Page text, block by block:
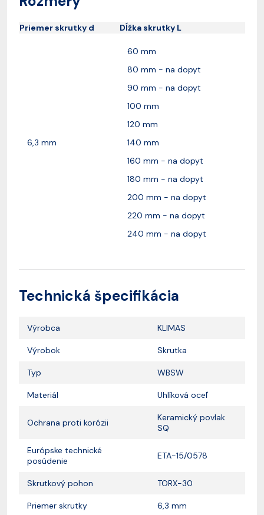
Priemer skrutky d Dĺžka skrutky L
6,3 mm
60 mm
80 mm - na dopyt
90 mm - na dopyt
100 mm
120 mm
140 mm
160 mm - na dopyt
180 mm - na dopyt
200 mm - na dopyt
220 mm - na dopyt
240 mm - na dopyt
Technická špecifikácia
Výrobca KLIMAS
Výrobok Skrutka
Typ WBSW
Materiál Uhlíková oceľ
Ochrana proti korózii
Keramický povlak
SQ
Európske technické
posúdenie
ETA-15/0578
Skrutkový pohon TORX-30
Priemer skrutky 6,3 mm